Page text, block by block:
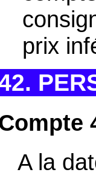
prix
A la